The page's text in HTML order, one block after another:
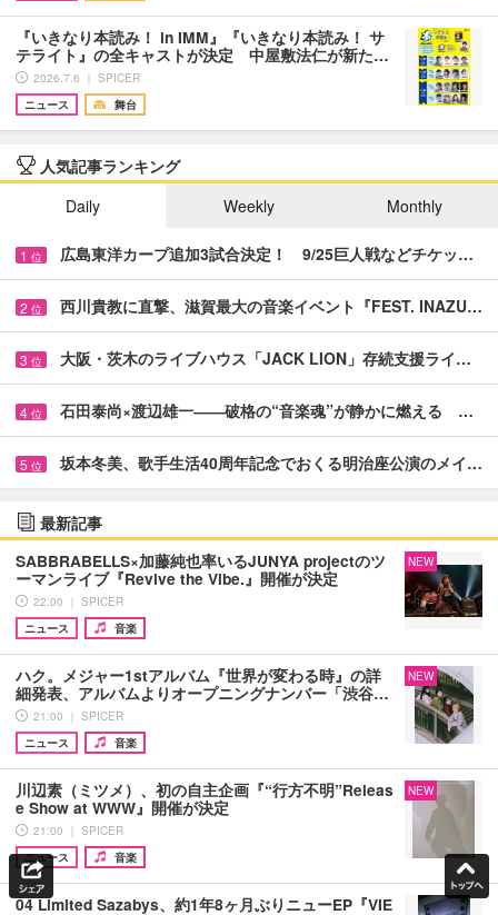
『いきなり本読み！ in IMM』『いきなり本読み！ サ
テライト』の全キャストが決定 中屋敷法仁が新た…
2026.7.6 ｜ SPICER
ニュース
舞台
人気記事ランキング
Daily
Weekly Monthly
1 位 広島東洋カープ追加3試合決定！ 9/25巨人戦などチケッ…
2 位 西川貴教に直撃、滋賀最大の音楽イベント『FEST. INAZU…
3 位 大阪・茨木のライブハウス「JACK LION」存続支援ライ…
4 位 石田泰尚×渡辺雄一――破格の“音楽魂”が静かに燃える …
5 位 坂本冬美、歌手生活40周年記念でおくる明治座公演のメイ…
最新記事
SABBRABELLS×加藤純也率いるJUNYA projectのツ
ーマンライブ『Revive the Vibe.』開催が決定
22:00 ｜ SPICER
ニュース
音楽
NEW
ハク。メジャー1stアルバム『世界が変わる時』の詳
細発表、アルバムよりオープニングナンバー「渋谷…
21:00 ｜ SPICER
ニュース
音楽
NEW
川辺素（ミツメ）、初の自主企画『“行方不明”Releas
e Show at WWW』開催が決定
21:00 ｜ SPICER
ニュース
音楽
NEW
04 Limited Sazabys、約1年8ヶ月ぶりニューEP『VIE